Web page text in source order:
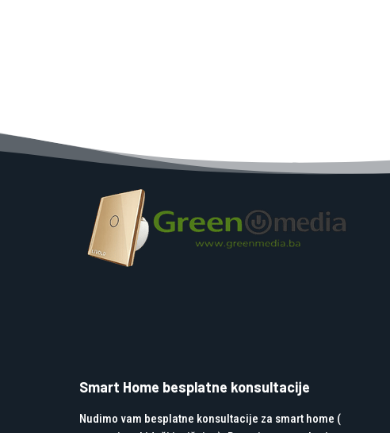
Smart Home besplatne konsultacije
Nudimo vam besplatne konsultacije za smart home (